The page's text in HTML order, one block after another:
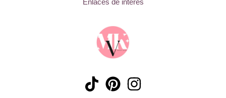
Enlaces de interés